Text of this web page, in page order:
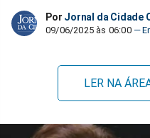
Por Jornal da Cidade
09/06/2025 às 06:00
LER NA